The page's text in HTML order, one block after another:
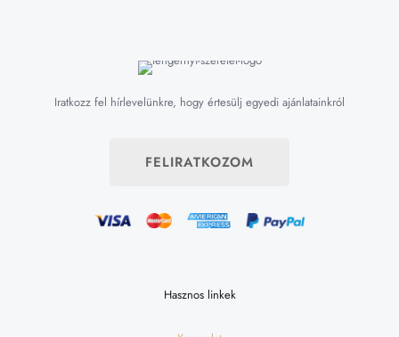
Iratkozz fel hírlevelünkre, hogy értesülj egyedi ajánlatainkról
FELIRATKOZOM
Hasznos linkek